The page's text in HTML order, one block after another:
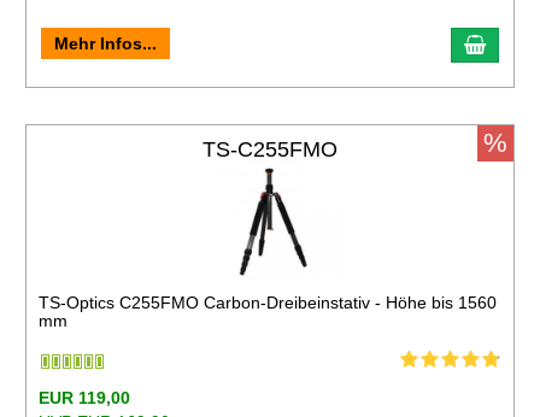
Mehr Infos...
TS-C255FMO
TS-Optics C255FMO Carbon-Dreibeinstativ - Höhe bis 1560
mm
EUR 119,00
%